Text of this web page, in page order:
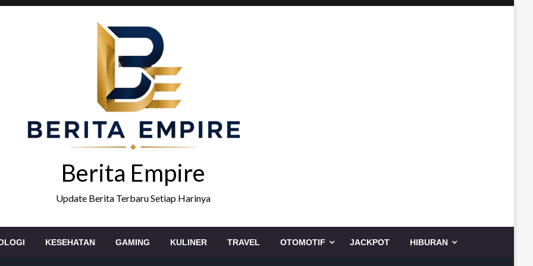
Berita Empire
Update Berita Terbaru Setiap Harinya
KESEHATAN GAMING KULINER TRAVEL OTOMOTIF JACKPOT HIBURAN